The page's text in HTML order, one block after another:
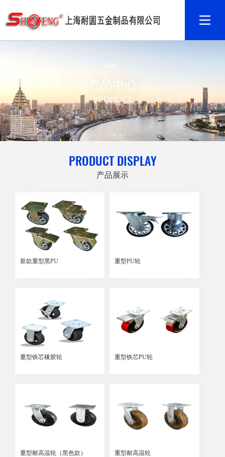
产品中心
PRODUCT
PRODUCT DISPLAY
产品展示
新款重型黑PU 重型PU轮
重型铁芯橡胶轮 重型铁芯PU轮
重型耐高温轮（黑色款） 重型耐高温轮